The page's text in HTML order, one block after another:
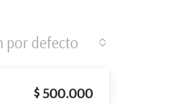
por defecto
$ 500.000